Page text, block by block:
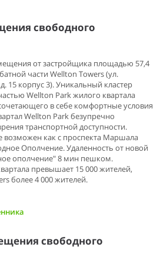
свободного
от застройщика площадью 57,4
части Wellton Towers (ул.
15 корпус 3). Уникальный кластер
Wellton Park жилого квартала
в себе комфортные условия
Wellton Park безупречно
транспортной доступности.
возможен как с проспекта Маршала
Ополчение. Удаленность от новой
ополчение" 8 мин пешком.
превышает 15 000 жителей,
более 4 000 жителей.
свободного